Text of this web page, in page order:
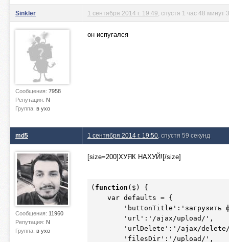
Sinkler
Сообщения: 7958
Репутация: N
Группа: в ухо
1 сентября 2014 г. 19:49 , спустя 1 час 48 минут
он испугался
md5
Сообщения: 11960
Репутация: N
Группа: в ухо
1 сентября 2014 г. 19:50 , спустя 59 секунд
[size=200]ХУЯК НАХУЙ![/size]
( function ( $)
{